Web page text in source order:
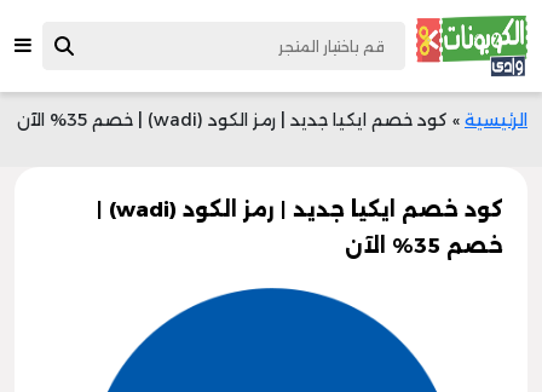
الرئيسية » كود خصم ايكيا جديد | رمز الكود (wadi) | خصم 35% الآن
كود خصم ايكيا جديد | رمز الكود (wadi) |
خصم 35% الآن